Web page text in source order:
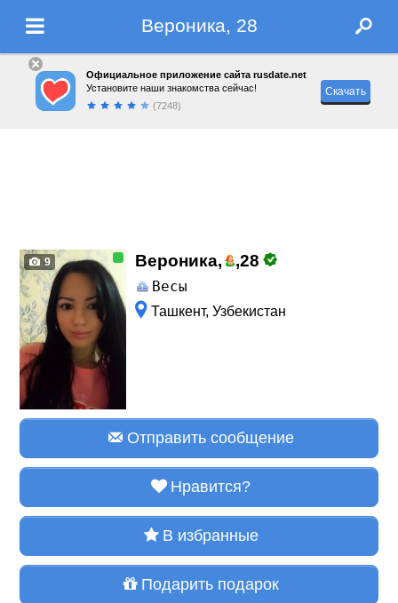
Вероника, 28
Официальное приложение сайта rusdate.net
Установите наши знакомства сейчас!
(7248)
Скачать
9 Вероника, ,28
Весы
Ташкент, Узбекистан
Отправить сообщение
Нравится?
В избранные
Подарить подарок